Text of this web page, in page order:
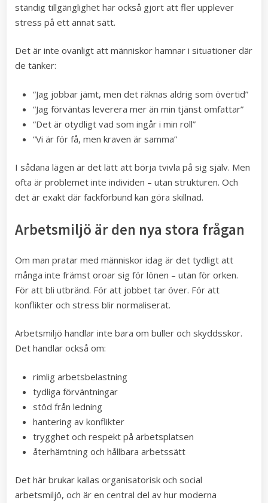
ständig tillgänglighet har också gjort att fler upplever
stress på ett annat sätt.
Det är inte ovanligt att människor hamnar i situationer där
de tänker:
“Jag jobbar jämt, men det räknas aldrig som övertid”
“Jag förväntas leverera mer än min tjänst omfattar”
“Det är otydligt vad som ingår i min roll”
“Vi är för få, men kraven är samma”
I sådana lägen är det lätt att börja tvivla på sig själv. Men
ofta är problemet inte individen – utan strukturen. Och
det är exakt där fackförbund kan göra skillnad.
Arbetsmiljö är den nya stora frågan
Om man pratar med människor idag är det tydligt att
många inte främst oroar sig för lönen – utan för orken.
För att bli utbränd. För att jobbet tar över. För att
konflikter och stress blir normaliserat.
Arbetsmiljö handlar inte bara om buller och skyddsskor.
Det handlar också om:
rimlig arbetsbelastning
tydliga förväntningar
stöd från ledning
hantering av konflikter
trygghet och respekt på arbetsplatsen
återhämtning och hållbara arbetssätt
Det här brukar kallas organisatorisk och social
arbetsmiljö, och är en central del av hur moderna